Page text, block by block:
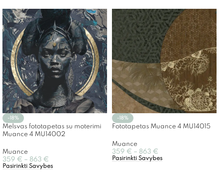
-18%
Melsvas fototapetas su moterimi
Muance 4 MU14002
Muance
359 € – 863 €
Pasirinkti Savybes
-18%
Fototapetas Muance 4 MU14015
Muance
359 € – 863 €
Pasirinkti Savybes